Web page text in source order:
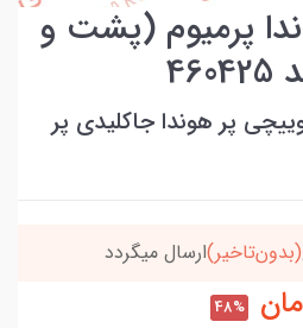
پرمیوم (پشت و
پر هوندا جاکلیدی پر
به5میلیون برسون،ارسالت‌رایگانه
48%